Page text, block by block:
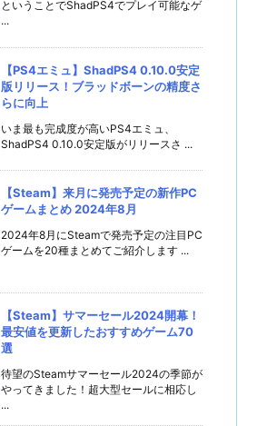
ということでShadPS4でプレイ可能なゲ
...
【PS4エミュ】ShadPS4 0.10.0安定
版リリース！ブラッドボーンの精度さ
らに向上
いま最も完成度が高いPS4エミュ、
ShadPS4 0.10.0安定版がリリースさ ...
【Steam】来月に発売予定の新作PC
ゲームまとめ 2024年8月
2024年8月にSteamで発売予定の注目PC
ゲームを20種まとめてご紹介します ...
【Steam】サマーセール2024開幕！
最安値を更新したおすすめゲーム70
選
待望のSteamサマーセール2024の季節が
やってきました！超大型セールに相応し
...